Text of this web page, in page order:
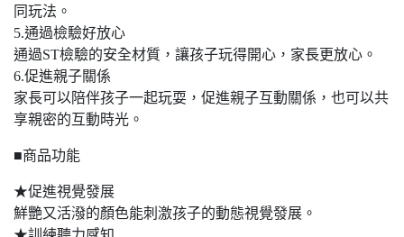
同玩法。
5.通過檢驗好放心
通過ST檢驗的安全材質，讓孩子玩得開心，家長更放心。
6.促進親子關係
家長可以陪伴孩子一起玩耍，促進親子互動關係，也可以共
享親密的互動時光。
■商品功能
★促進視覺發展
鮮艷又活潑的顏色能刺激孩子的動態視覺發展。